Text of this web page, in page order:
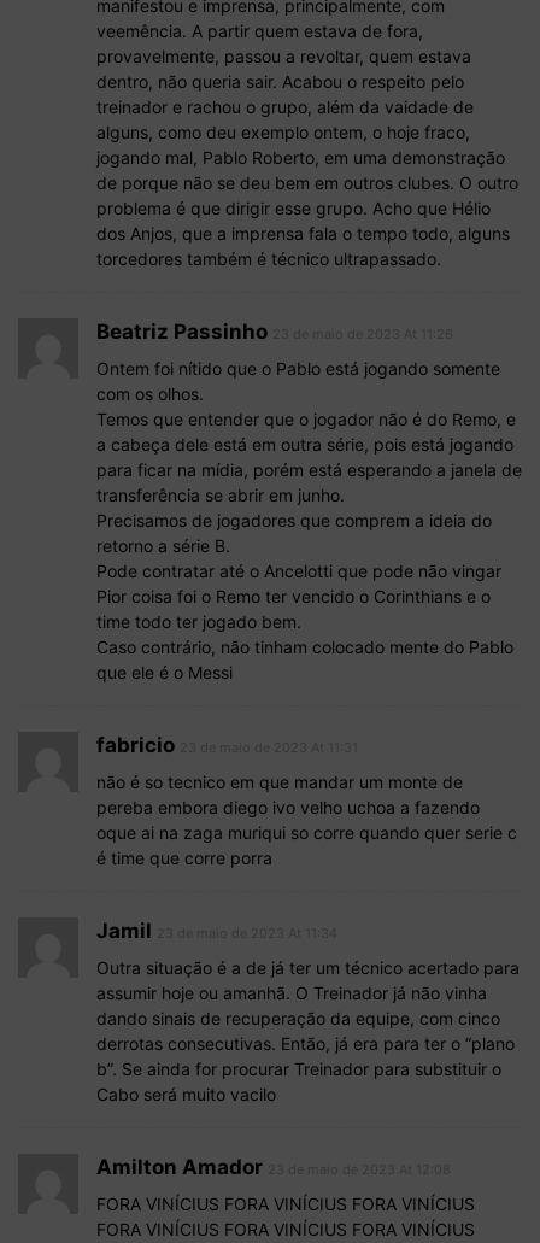
manifestou e imprensa, principalmente, com
veemência. A partir quem estava de fora,
provavelmente, passou a revoltar, quem estava
dentro, não queria sair. Acabou o respeito pelo
treinador e rachou o grupo, além da vaidade de
alguns, como deu exemplo ontem, o hoje fraco,
jogando mal, Pablo Roberto, em uma demonstração
de porque não se deu bem em outros clubes. O outro
problema é que dirigir esse grupo. Acho que Hélio
dos Anjos, que a imprensa fala o tempo todo, alguns
torcedores também é técnico ultrapassado.
Beatriz Passinho
Ontem foi nítido que o Pablo está jogando somente
com os olhos.
Temos que entender que o jogador não é do Remo, e
a cabeça dele está em outra série, pois está jogando
para ficar na mídia, porém está esperando a janela de
transferência se abrir em junho.
Precisamos de jogadores que comprem a ideia do
retorno a série B.
Pode contratar até o Ancelotti que pode não vingar
Pior coisa foi o Remo ter vencido o Corinthians e o
time todo ter jogado bem.
Caso contrário, não tinham colocado mente do Pablo
que ele é o Messi
fabricio
não é so tecnico em que mandar um monte de
pereba embora diego ivo velho uchoa a fazendo
oque ai na zaga muriqui so corre quando quer serie c
é time que corre porra
Jamil
Outra situação é a de já ter um técnico acertado para
assumir hoje ou amanhã. O Treinador já não vinha
dando sinais de recuperação da equipe, com cinco
derrotas consecutivas. Então, já era para ter o “plano
b”. Se ainda for procurar Treinador para substituir o
Cabo será muito vacilo
Amilton Amador
FORA VINÍCIUS FORA VINÍCIUS FORA VINÍCIUS
FORA VINÍCIUS FORA VINÍCIUS FORA VINÍCIUS